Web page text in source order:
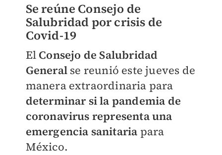
Se reúne Consejo de
Salubridad por crisis de
Covid-19
El Consejo de Salubridad
Generalse reunió este jueves de
manera extraordinaria para
determinar si la pandemia de
coronavirus representa una
emergencia sanitaria para
México.